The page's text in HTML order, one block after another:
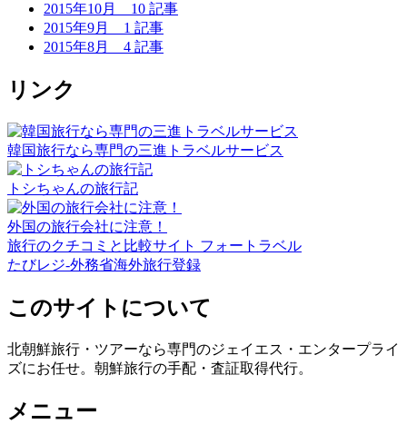
2015年10月 10 記事
2015年9月 1 記事
2015年8月 4 記事
リンク
韓国旅行なら専門の三進トラベルサービス
トシちゃんの旅行記
外国の旅行会社に注意！
旅行のクチコミと比較サイト フォートラベル
たびレジ-外務省海外旅行登録
このサイトについて
北朝鮮旅行・ツアーなら専門のジェイエス・エンタープライ
ズにお任せ。朝鮮旅行の手配・査証取得代行。
メニュー